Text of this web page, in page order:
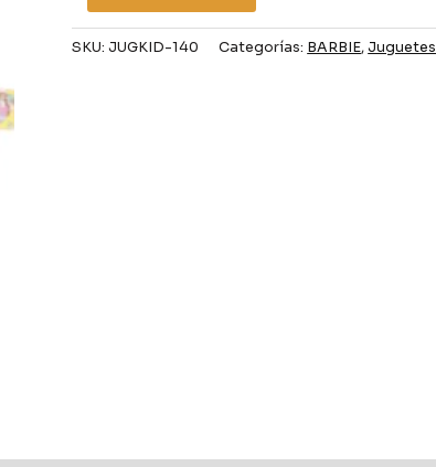
SKU:JUGKID-140 Categorías: BARBIE,Juguetes